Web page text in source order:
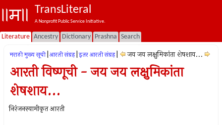
TransLiteral
A Nonprofit Public Service Initiative.
Literature Ancestry Dictionary Prashna Search
मराठी मुख्य सूची आरती संग्रह इतर आरती संग्रह जय जय लक्षुमिकांता शेषशाय...
आरती विष्णूची - जय जय लक्षुमिकांता
शेषशाय...
निरंजनस्वामीकृत आरती